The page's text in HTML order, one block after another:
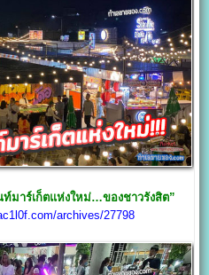
มาร์เก็ตแห่งใหม่…ของชาวรังสิต”
archives/27798